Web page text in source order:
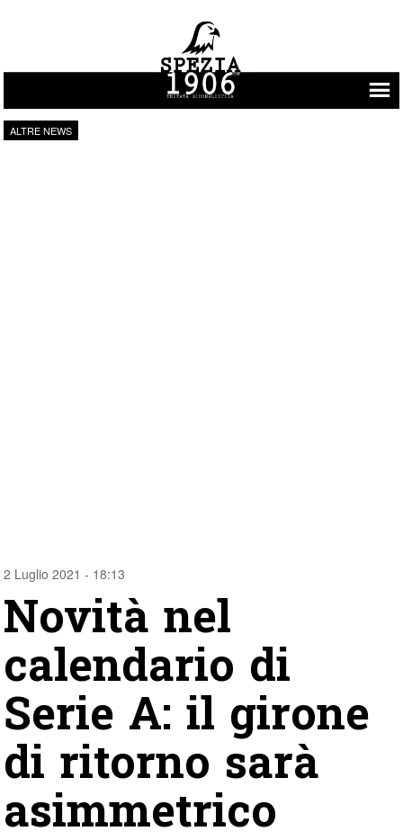
Vai al contenuto
ALTRE NEWS
2 Luglio 2021 - 18:13
Novità nel
calendario di
Serie A: il girone
di ritorno sarà
asimmetrico